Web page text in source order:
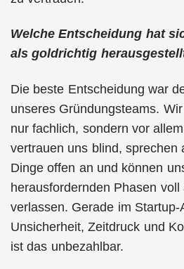
Welche Entscheidung hat
als goldrichtig
Die beste Entscheidung war
unseres Gründungsteams.
nur fachlich, sondern vor
vertrauen uns blind, sprechen
Dinge offen an und können
herausfordernden Phasen voll
verlassen. Gerade im
Unsicherheit, Zeitdruck und
ist das unbezahlbar.